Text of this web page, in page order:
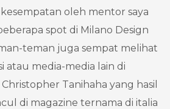
oleh mentor saya
spot di Milano Design
teman juga sempat melihat
atau media-media lain di
Tanihaha yang hasil
di magazine ternama di italia